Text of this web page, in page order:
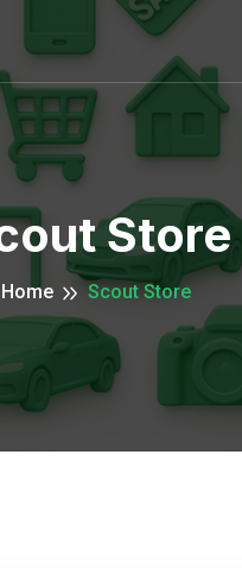
Store
Home Scout Store